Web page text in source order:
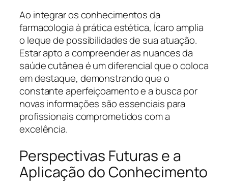
Ao integrar os conhecimentos da
farmacologia à prática estética, Ícaro amplia
o leque de possibilidades de sua atuação.
Estar apto a compreender as nuances da
saúde cutânea é um diferencial que o coloca
em destaque, demonstrando que o
constante aperfeiçoamento e a busca por
novas informações são essenciais para
profissionais comprometidos com a
excelência.
Perspectivas Futuras e a
Aplicação do Conhecimento